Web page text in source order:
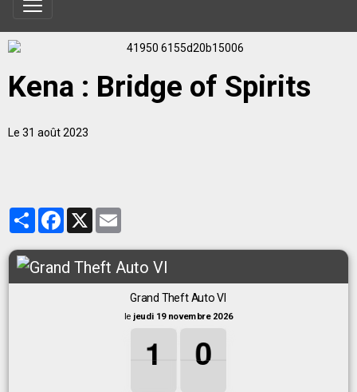
Kena : Bridge of Spirits
Le 31 août 2023
PartagerFacebook
X
Grand Theft Auto VI
le jeudi 19 novembre 2026
1
1
1
1 0
0
0
0